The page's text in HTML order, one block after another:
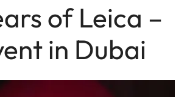
of Leica –
in Dubai